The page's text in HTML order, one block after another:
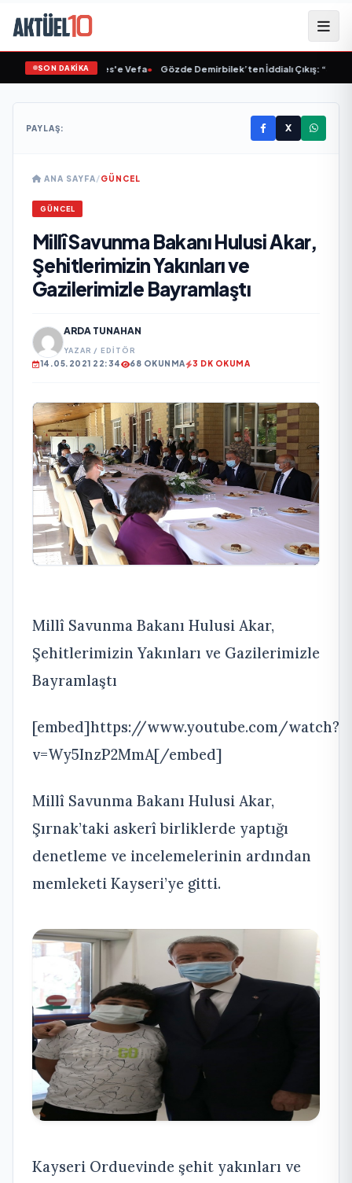
SON DAKİKA
Müslüm Gürses'e Vefa• Gözde Demirbilek’ten İddialı Çıkış: “Son
PAYLAŞ: X
ANA SAYFA/GÜNCEL
GÜNCEL
Millî Savunma Bakanı Hulusi Akar,
Şehitlerimizin Yakınları ve
Gazilerimizle Bayramlaştı
ARDA TUNAHAN
YAZAR / EDITÖR
14.05.2021 22:34 68 OKUNMA 3 DK OKUMA
Millî Savunma Bakanı Hulusi Akar,
Şehitlerimizin Yakınları ve Gazilerimizle
Bayramlaştı
[embed]https://www.youtube.com/watch?
v=Wy5InzP2MmA[/embed]
Millî Savunma Bakanı Hulusi Akar,
Şırnak’taki askerî birliklerde yaptığı
denetleme ve incelemelerinin ardından
memleketi Kayseri’ye gitti.
Kayseri Orduevinde şehit yakınları ve